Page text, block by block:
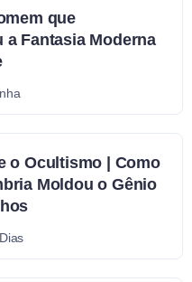
que
a Fantasia Moderna
o Ocultismo | Como
Moldou o Gênio